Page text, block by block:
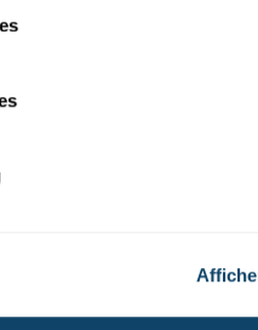
du LIST ont développé un